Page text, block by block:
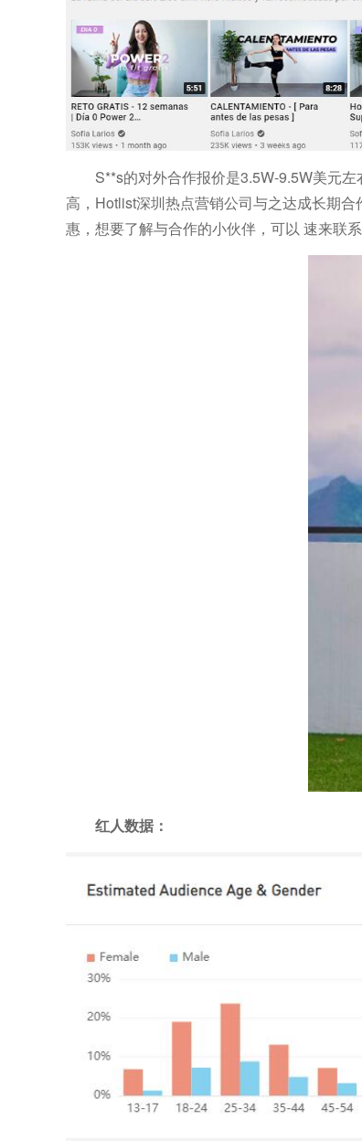
S**s的对外合作报价是3.5W-9.5W美元左
高，Hotlist深圳热点营销公司与之达成长期合
惠，想要了解与合作的小伙伴，可以 速来联系
红人数据：